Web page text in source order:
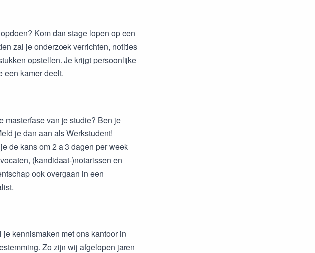
Kom dan stage lopen op een
zal je onderzoek verrichten, notities
opstellen. Je krijgt persoonlijke
een kamer deelt.
masterfase van je studie? Ben je
je dan aan als Werkstudent!
de kans om 2 a 3 dagen per week
(kandidaat-)notarissen en
ook overgaan in een
kennismaken met ons kantoor in
Zo zijn wij afgelopen jaren